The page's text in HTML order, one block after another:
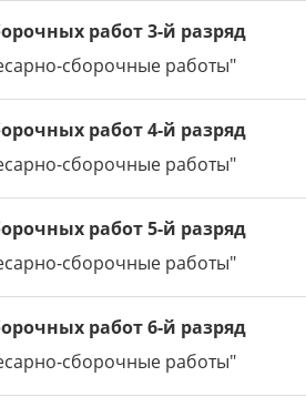
работ 3-й разряд
сборочные работы"
работ 4-й разряд
сборочные работы"
работ 5-й разряд
сборочные работы"
работ 6-й разряд
сборочные работы"